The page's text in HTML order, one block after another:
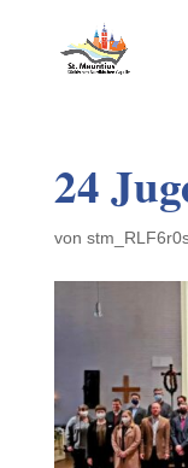
24
von